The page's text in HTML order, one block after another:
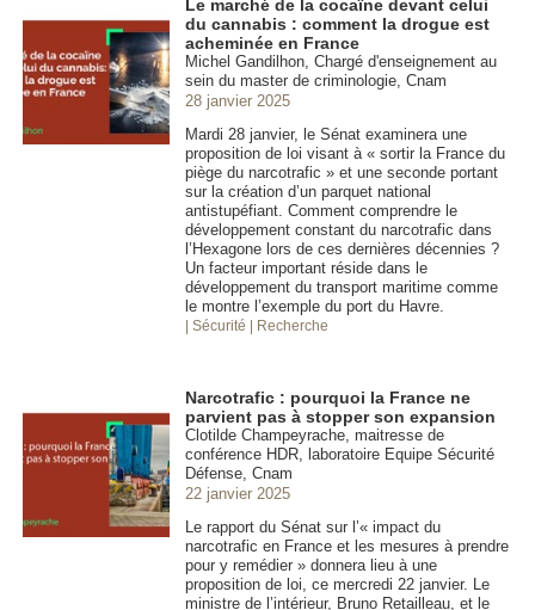
Le marché de la cocaïne devant celui
du cannabis : comment la drogue est
acheminée en France
Michel Gandilhon, Chargé d'enseignement au
sein du master de criminologie, Cnam
28 janvier 2025
Mardi 28 janvier, le Sénat examinera une
proposition de loi visant à « sortir la France du
piège du narcotrafic » et une seconde portant
sur la création d’un parquet national
antistupéfiant. Comment comprendre le
développement constant du narcotrafic dans
l’Hexagone lors de ces dernières décennies ?
Un facteur important réside dans le
développement du transport maritime comme
le montre l’exemple du port du Havre.
| Sécurité | Recherche
Narcotrafic : pourquoi la France ne
parvient pas à stopper son expansion
Clotilde Champeyrache, maitresse de
conférence HDR, laboratoire Equipe Sécurité
Défense, Cnam
22 janvier 2025
Le rapport du Sénat sur l’« impact du
narcotrafic en France et les mesures à prendre
pour y remédier » donnera lieu à une
proposition de loi, ce mercredi 22 janvier. Le
ministre de l’intérieur, Bruno Retailleau, et le